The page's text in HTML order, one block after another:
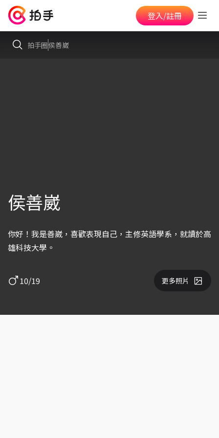
登入/註冊
拍手圈侯善崴
侯善崴
你好！我是善崴，喜歡表現自己，主修英語學系，就讀於高
雄科技大學。
10/19 更多照片